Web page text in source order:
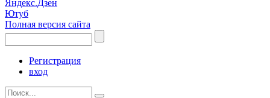
Яндекс.Дзен
Ютуб
Полная версия сайта
Регистрация
вход